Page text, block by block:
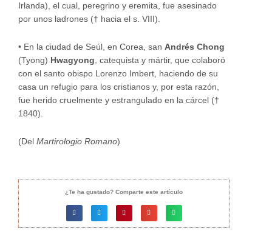
Irlanda), el cual, peregrino y eremita, fue asesinado
por unos ladrones († hacia el s. VIII).
• En la ciudad de Seúl, en Corea, san Andrés Chong
(Tyong) Hwagyong , catequista y mártir, que colaboró
con el santo obispo Lorenzo Imbert, haciendo de su
casa un refugio para los cristianos y, por esta razón,
fue herido cruelmente y estrangulado en la cárcel (†
1840).
(Del Martirologio Romano)
¿Te ha gustado? Comparte este artículo